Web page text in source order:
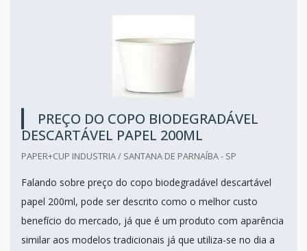
PREÇO DO COPO BIODEGRADÁVEL
DESCARTÁVEL PAPEL 200ML
PAPER+CUP INDUSTRIA / SANTANA DE PARNAÍBA - SP
Falando sobre preço do copo biodegradável descartável
papel 200ml, pode ser descrito como o melhor custo
benefício do mercado, já que é um produto com aparência
similar aos modelos tradicionais já que utiliza-se no dia a